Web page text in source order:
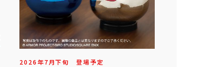
2026年7月下旬 登場予定